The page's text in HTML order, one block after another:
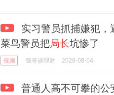
实习警员抓捕嫌犯，
菜鸟警员把局长坑惨了
视频 强哥谈理财 2026-08-04
普通人高不可攀的公